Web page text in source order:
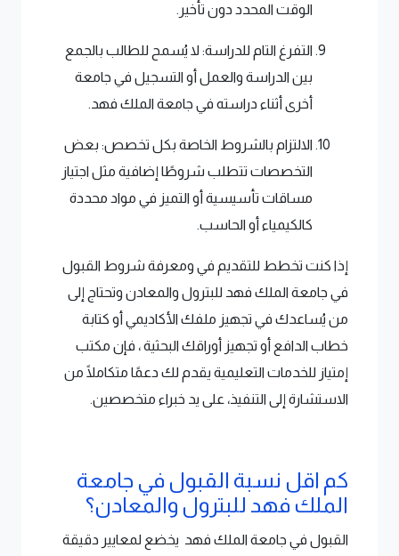
الوقت المحدد دون تأخير.
التفرغ التام للدراسة: لا يُسمح للطالب بالجمع
بين الدراسة والعمل أو التسجيل في جامعة
أخرى أثناء دراسته في جامعة الملك فهد.
الالتزام بالشروط الخاصة بكل تخصص: بعض
التخصصات تتطلب شروطًا إضافية مثل اجتياز
مساقات تأسيسية أو التميز في مواد محددة
كالكيمياء أو الحاسب.
إذا كنت تخطط للتقديم في ومعرفة شروط القبول
في جامعة الملك فهد للبترول والمعادن وتحتاج إلى
من يُساعدك في تجهيز ملفك الأكاديمي أو كتابة
خطاب الدافع أو تجهيز أوراقك البحثية ، فإن مكتب
إمتياز للخدمات التعليمية يقدم لك دعمًا متكاملًا من
الاستشارة إلى التنفيذ، على يد خبراء متخصصين.
كم اقل نسبة القبول في جامعة
الملك فهد للبترول والمعادن؟
القبول في جامعة الملك فهد يخضع لمعايير دقيقة